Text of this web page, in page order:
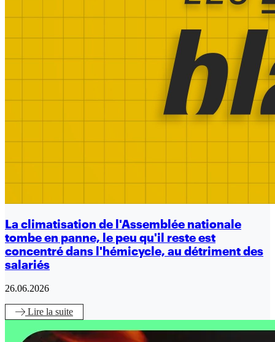
La climatisation de l'Assemblée nationale
tombe en panne, le peu qu'il reste est
concentré dans l'hémicycle, au détriment des
salariés
26.06.2026
Lire la suite